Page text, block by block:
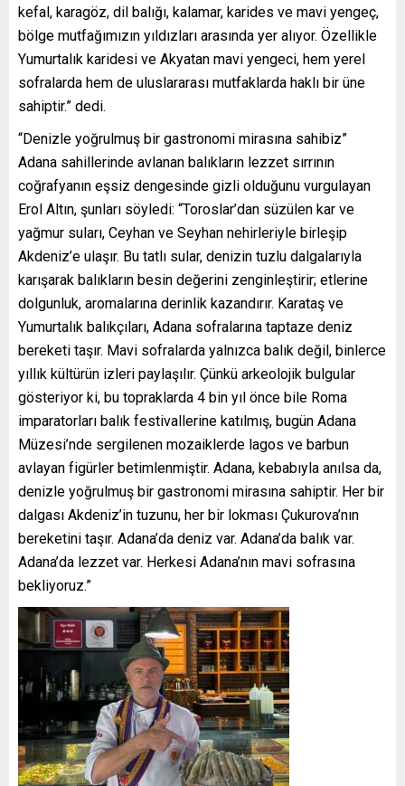
kefal, karagöz, dil balığı, kalamar, karides ve mavi yengeç,
bölge mutfağımızın yıldızları arasında yer alıyor. Özellikle
Yumurtalık karidesi ve Akyatan mavi yengeci, hem yerel
sofralarda hem de uluslararası mutfaklarda haklı bir üne
sahiptir.” dedi.
“Denizle yoğrulmuş bir gastronomi mirasına sahibiz”
Adana sahillerinde avlanan balıkların lezzet sırrının
coğrafyanın eşsiz dengesinde gizli olduğunu vurgulayan
Erol Altın, şunları söyledi: “Toroslar’dan süzülen kar ve
yağmur suları, Ceyhan ve Seyhan nehirleriyle birleşip
Akdeniz’e ulaşır. Bu tatlı sular, denizin tuzlu dalgalarıyla
karışarak balıkların besin değerini zenginleştirir; etlerine
dolgunluk, aromalarına derinlik kazandırır. Karataş ve
Yumurtalık balıkçıları, Adana sofralarına taptaze deniz
bereketi taşır. Mavi sofralarda yalnızca balık değil, binlerce
yıllık kültürün izleri paylaşılır. Çünkü arkeolojik bulgular
gösteriyor ki, bu topraklarda 4 bin yıl önce bile Roma
imparatorları balık festivallerine katılmış, bugün Adana
Müzesi’nde sergilenen mozaiklerde lagos ve barbun
avlayan figürler betimlenmiştir. Adana, kebabıyla anılsa da,
denizle yoğrulmuş bir gastronomi mirasına sahiptir. Her bir
dalgası Akdeniz’in tuzunu, her bir lokması Çukurova’nın
bereketini taşır. Adana’da deniz var. Adana’da balık var.
Adana’da lezzet var. Herkesi Adana’nın mavi sofrasına
bekliyoruz.”